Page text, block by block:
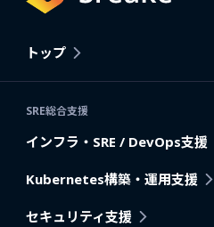
トップ
SRE総合支援
インフラ・SRE / DevOps支援
Kubernetes構築・運用支援
セキュリティ支援